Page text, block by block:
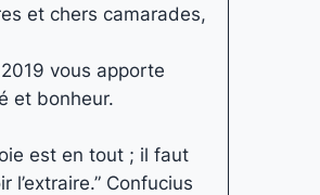
et chers camarades,
vous apporte
et bonheur.
est en tout ; il faut
l’extraire.” Confucius